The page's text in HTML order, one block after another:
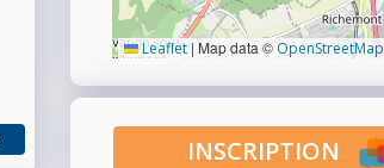
Leaflet | Map data © OpenStreetMap
INSCRIPTION